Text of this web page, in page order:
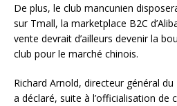
De plus, le club mancunien
sur Tmall, la marketplace B2C
vente devrait d’ailleurs devenir la
club pour le marché chinois.
Richard Arnold, directeur général
a déclaré, suite à l’officialisation de